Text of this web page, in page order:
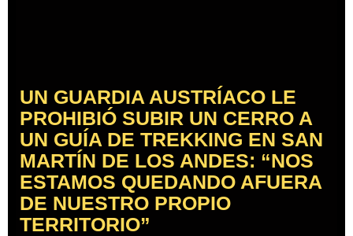
UN GUARDIA AUSTRÍACO LE
PROHIBIÓ SUBIR UN CERRO A
UN GUÍA DE TREKKING EN SAN
MARTÍN DE LOS ANDES: “NOS
ESTAMOS QUEDANDO AFUERA
DE NUESTRO PROPIO
TERRITORIO”